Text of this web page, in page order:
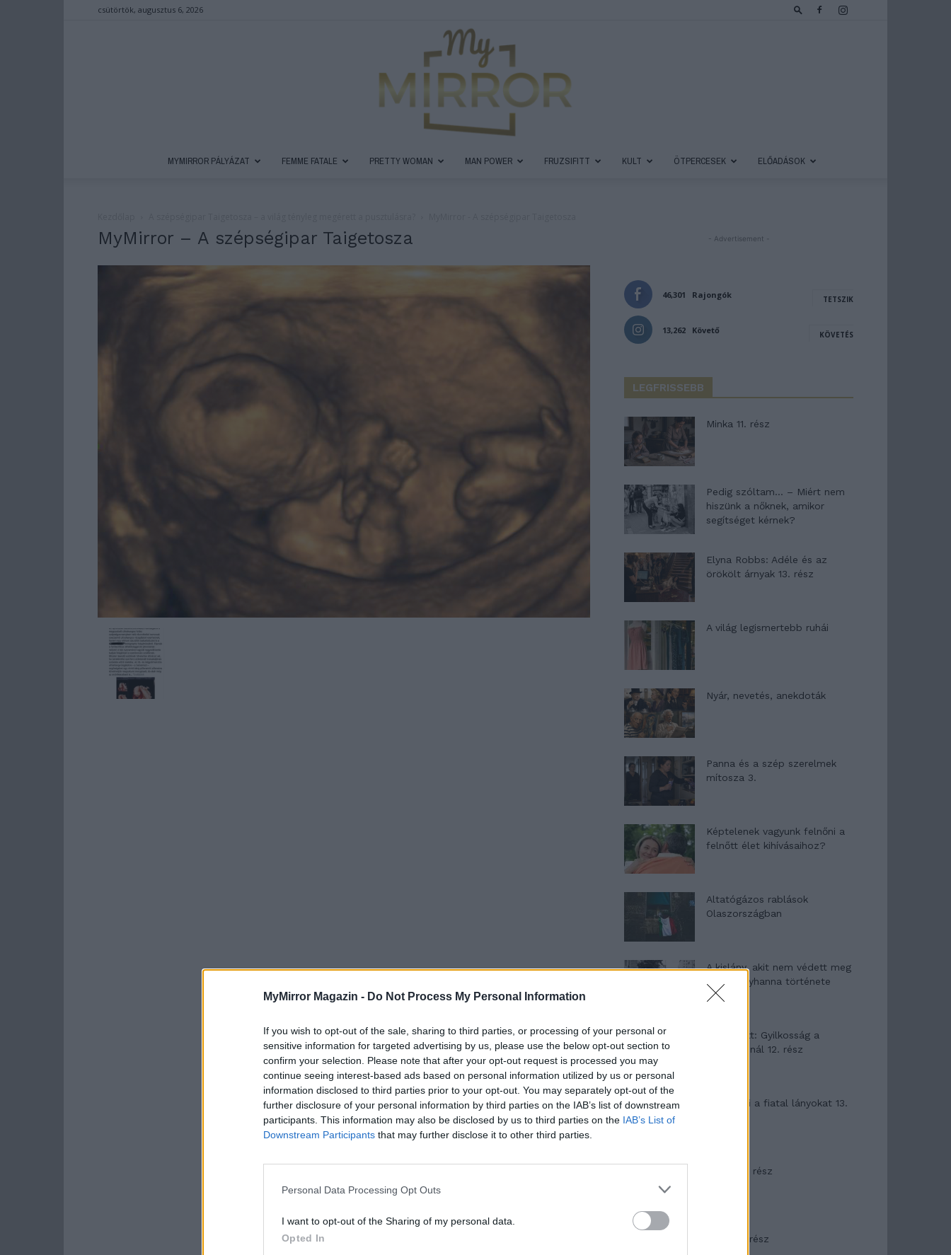
MyMirror Magazin - Do Not Process My Personal Information
If you wish to opt-out of the sale, sharing to third parties, or processing of your personal or
sensitive information for targeted advertising by us, please use the below opt-out section to
confirm your selection. Please note that after your opt-out request is processed you may
continue seeing interest-based ads based on personal information utilized by us or personal
information disclosed to third parties prior to your opt-out. You may separately opt-out of the
further disclosure of your personal information by third parties on the IAB’s list of downstream
participants. This information may also be disclosed by us to third parties on the IAB’s List of
Downstream Participants that may further disclose it to other third parties.
Personal Data Processing Opt Outs
I want to opt-out of the Sharing of my personal data.
Opted In
csütörtök, augusztus 6, 2026
MYMIRROR PÁLYÁZAT FEMME FATALE PRETTY WOMAN MAN POWER FRUZSIFITT KULT ÖTPERCESEK ELŐADÁSOK
MyMirror – A szépségipar Taigetosza - Advertisement -
46,301 Rajongók TETSZIK
13,262 Követő KÖVETÉS
LEGFRISSEBB
Minka 11. rész
Pedig szóltam… – Miért nem
hiszünk a nőknek, amikor
segítséget kérnek?
Elyna Robbs: Adéle és az
örökölt árnyak 13. rész
A világ legismertebb ruhái
Nyár, nevetés, anekdoták
Panna és a szép szerelmek
mítosza 3.
Képtelenek vagyunk felnőni a
felnőtt élet kihívásaihoz?
Altatógázos rablások
Olaszországban
A kislány, akit nem védett meg
senki – Lyhanna története
T. Barnett: Gyilkosság a
Garda-tónál 12. rész
T. szereti a fiatal lányokat 13.
Minka 10. rész
Minka 9. rész